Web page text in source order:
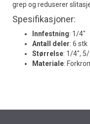
grep og reduserer
Spesifikasjoner:
Innfestning: 1/4"
Antall deler: 6 stk
Størrelse: 1/4",
Materiale: